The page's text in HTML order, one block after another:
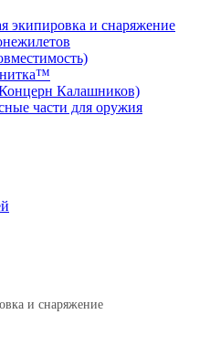
экипировка и снаряжение
Калашников)
части для оружия
и снаряжение